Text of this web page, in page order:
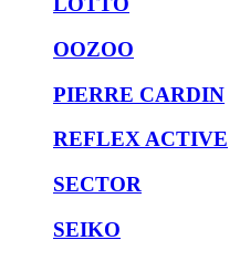
OOZOO
PIERRE CARDIN
REFLEX ACTIVE
SECTOR
SEIKO